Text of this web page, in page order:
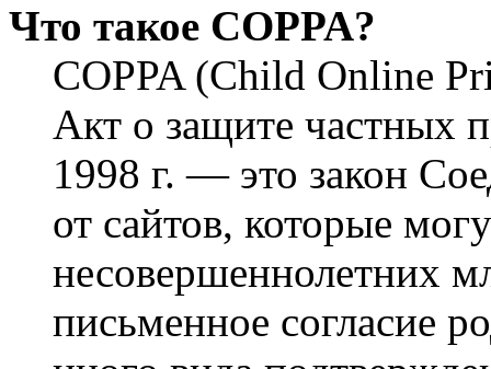
Что такое COPPA?
COPPA (Child Online
Акт о защите частных
1998 г. — это закон
от сайтов, которые
несовершеннолетних
письменное согласие